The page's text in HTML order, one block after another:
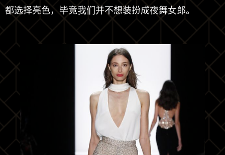
都选择亮色，毕竟我们并不想装扮成夜舞女郎。